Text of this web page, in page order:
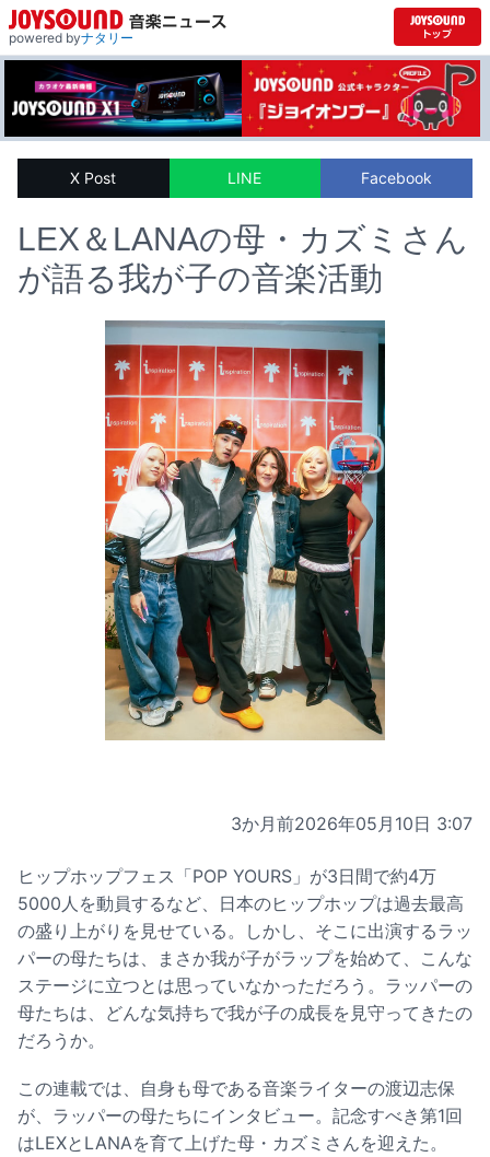
powered byナタリー
X Post LINE Facebook
LEX＆LANAの母・カズミさん
が語る我が子の音楽活動
3か月前2026年05月10日 3:07
ヒップホップフェス「POP YOURS」が3日間で約4万
5000人を動員するなど、日本のヒップホップは過去最高
の盛り上がりを見せている。しかし、そこに出演するラッ
パーの母たちは、まさか我が子がラップを始めて、こんな
ステージに立つとは思っていなかっただろう。ラッパーの
母たちは、どんな気持ちで我が子の成長を見守ってきたの
だろうか。
この連載では、自身も母である音楽ライターの渡辺志保
が、ラッパーの母たちにインタビュー。記念すべき第1回
はLEXとLANAを育て上げた母・カズミさんを迎えた。